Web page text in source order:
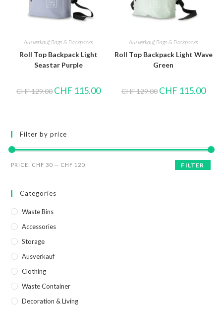
Ausverkauf, Bags & Backpacks
Roll Top Backpack Light
Seastar Purple
CHF129.00 CHF 115.00
Ausverkauf, Bags & Backpacks
Roll Top Backpack Light Wave
Green
CHF129.00 CHF 115.00
Filter by price
FILTER
PRICE: CHF 30 — CHF 120
Categories
Waste Bins
Accessories
Storage
Ausverkauf
Clothing
Waste Container
Decoration & Living